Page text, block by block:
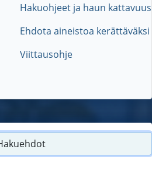
Hakuohjeet ja haun kattavuus
Ehdota aineistoa kerättäväksi
Viittausohje